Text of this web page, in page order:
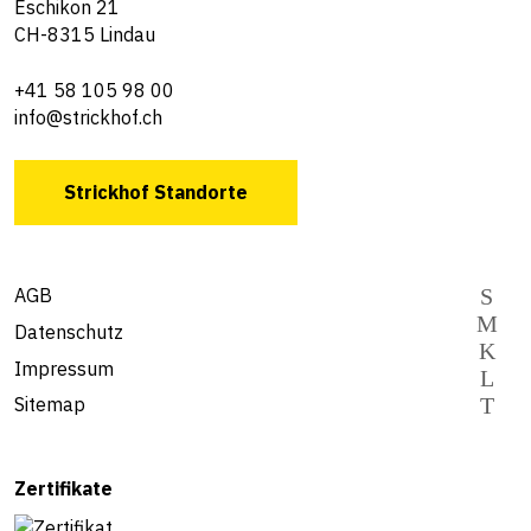
Eschikon 21
CH-8315 Lindau
+41 58 105 98 00
info@strickhof.ch
Strickhof Standorte
AGB
Datenschutz
Impressum
Sitemap
Zertifikate